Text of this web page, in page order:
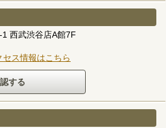
西武渋谷店A館7F
ス情報はこちら